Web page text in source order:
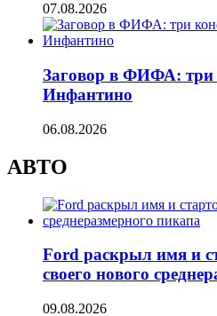
07.08.2026
Заговор в ФИФА: три
Инфантино
06.08.2026
АВТО
Ford раскрыл имя и
своего нового
09.08.2026